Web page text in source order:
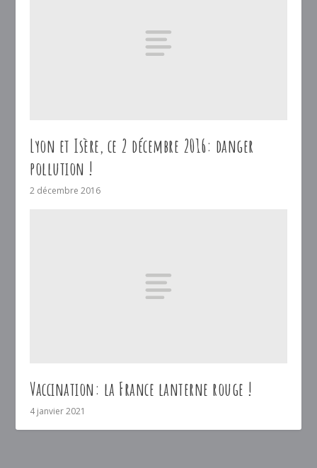
Lyon et Isère, ce 2 décembre 2016: danger
pollution !
2 décembre 2016
Vaccination: la France lanterne rouge !
4 janvier 2021